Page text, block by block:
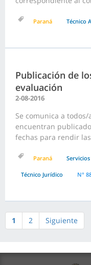
Paraná Técnico
Publicación de
evaluación
2-08-2016
Se comunica a
encuentran
fechas para rendir
Paraná
Técnico Jurídico N°
1 2 Siguiente